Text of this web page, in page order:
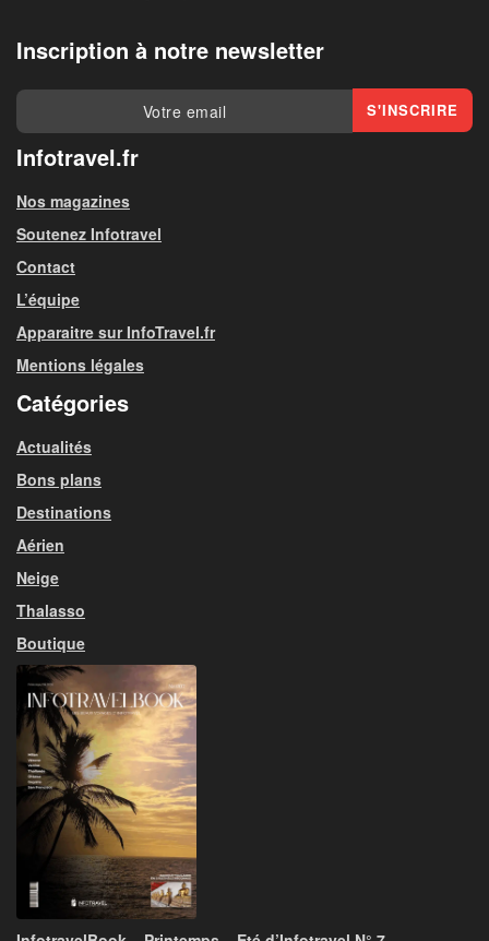
Inscription à notre newsletter
Infotravel.fr
Nos magazines
Soutenez Infotravel
Contact
L’équipe
Apparaitre sur InfoTravel.fr
Mentions légales
Catégories
Actualités
Bons plans
Destinations
Aérien
Neige
Thalasso
Boutique